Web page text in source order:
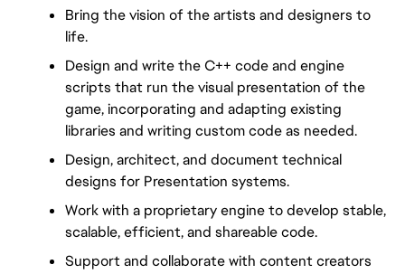
Bring the vision of the artists and designers to
life.
Design and write the C++ code and engine
scripts that run the visual presentation of the
game, incorporating and adapting existing
libraries and writing custom code as needed.
Design, architect, and document technical
designs for Presentation systems.
Work with a proprietary engine to develop stable,
scalable, efficient, and shareable code.
Support and collaborate with content creators